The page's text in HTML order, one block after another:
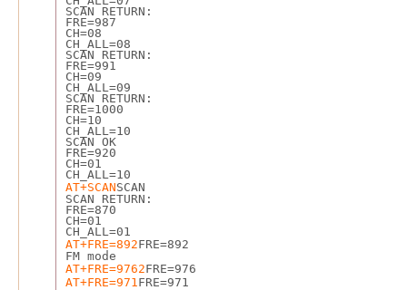
SCAN RETURN:
FRE=987
CH=08
CH_ALL=08
SCAN RETURN:
FRE=991
CH=09
CH_ALL=09
SCAN RETURN:
FRE=1000
CH=10
CH_ALL=10
SCAN OK
FRE=920
CH=01
CH_ALL=10
AT+SCANSCAN
SCAN RETURN:
FRE=870
CH=01
CH_ALL=01
AT+FRE=892FRE=892
FM mode
AT+FRE=9762FRE=976
AT+FRE=971FRE=971